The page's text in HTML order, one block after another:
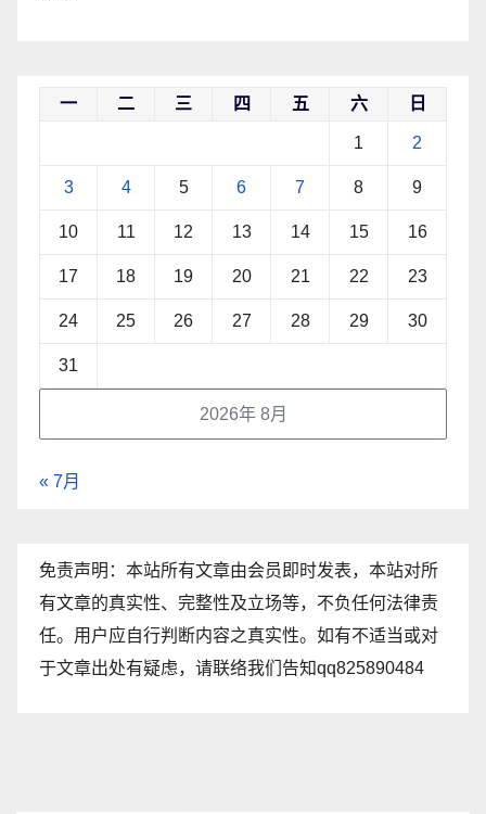
2026年 8月
一 二 三 四 五 六 日
1 2
3 4 5 6 7 8 9
10 11 12 13 14 15 16
17 18 19 20 21 22 23
24 25 26 27 28 29 30
31
« 7月
免责声明：本站所有文章由会员即时发表，本站对所
有文章的真实性、完整性及立场等，不负任何法律责
任。用户应自行判断内容之真实性。如有不适当或对
于文章出处有疑虑，请联络我们告知qq825890484